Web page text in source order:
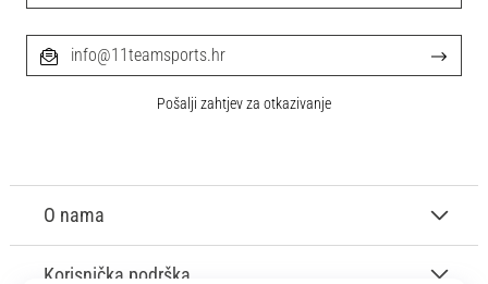
O nama
Korisnička podrška
info@11teamsports.hr
Pošalji zahtjev za otkazivanje